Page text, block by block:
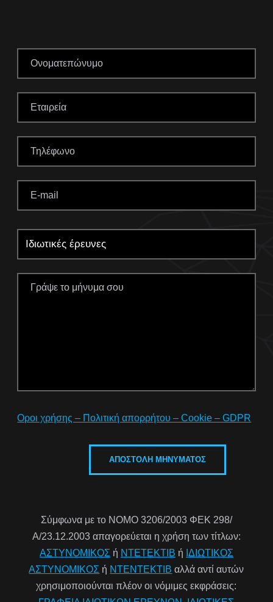
Οροι χρήσης – Πολιτική απορρήτου – Cookie – GDPR
Σύμφωνα με το ΝΟΜΟ 3206/2003 ΦΕΚ 298/
Α/23.12.2003 απαγορεύεται η χρήση των τίτλων:
ΑΣΤΥΝΟΜΙΚΟΣ ή ΝΤΕΤΕΚΤΙΒ ή ΙΔΙΩΤΙΚΟΣ
ΑΣΤΥΝΟΜΙΚΟΣ ή ΝΤΕΝΤΕΚΤΙΒ αλλά αντί αυτών
χρησιμοποιούνται πλέον οι νόμιμες εκφράσεις: